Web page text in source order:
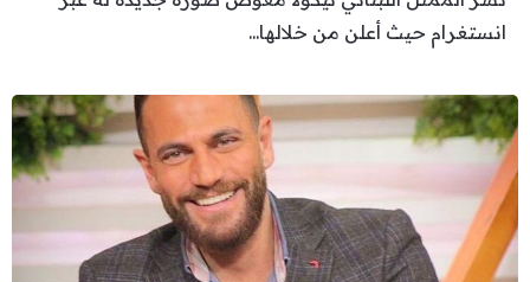
انستغرام حيث أعلن من خلالها...